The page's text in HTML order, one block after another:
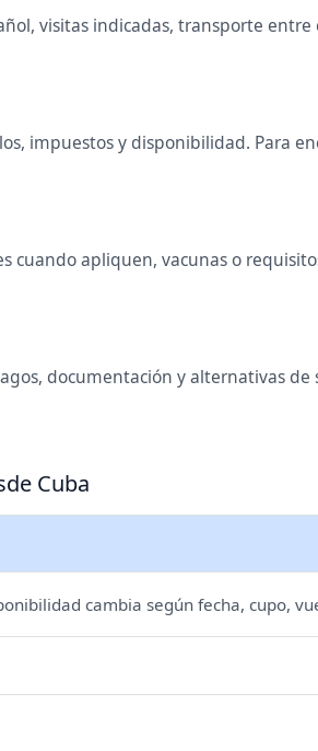
visitas indicadas, transporte entre
impuestos y disponibilidad. Para
cuando apliquen, vacunas o
documentación y alternativas de
Cuba
cambia según fecha, cupo,